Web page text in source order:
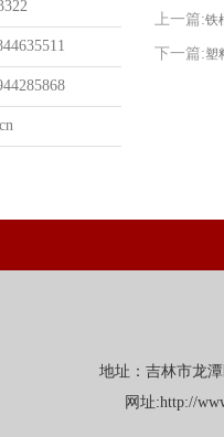
上一篇:铁
下一篇:塑
地址：吉林市龙
网址:http://